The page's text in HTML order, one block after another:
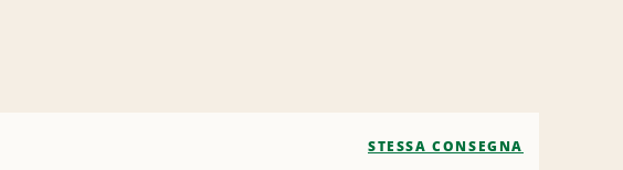
STESSA CONSEGNA